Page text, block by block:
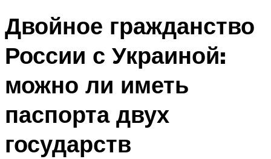
Двойное гражданство
России с Украиной:
можно ли иметь
паспорта двух
государств